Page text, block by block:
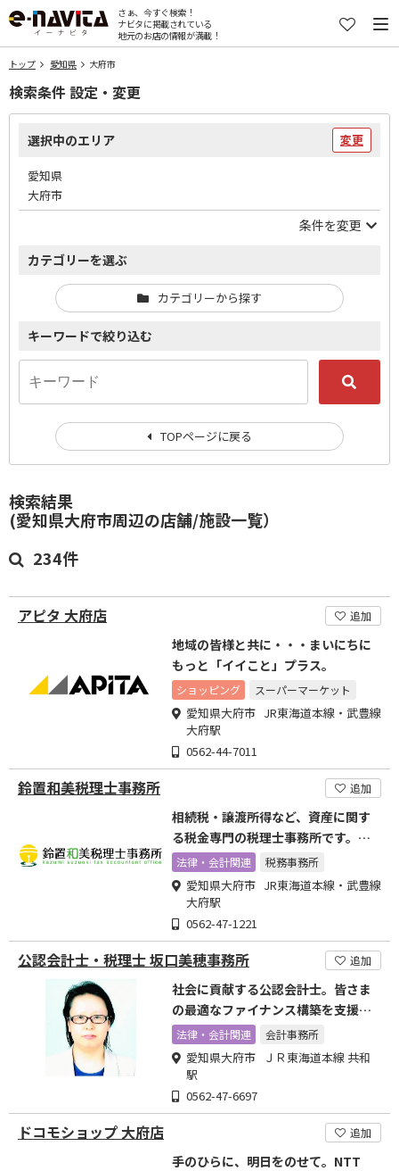
さぁ、今すぐ検索！
ナビタに掲載されている
地元のお店の情報が満載！
トップ 愛知県 大府市
検索結果
(愛知県大府市周辺の店舗/施設一覧）
234件
アピタ 大府店 追加
地域の皆様と共に・・・まいにちに
もっと「イイこと」プラス。
ショッピング スーパーマーケット
愛知県大府市 JR東海道本線・武豊線
大府駅
0562-44-7011
鈴置和美税理士事務所 追加
相続税・譲渡所得など、資産に関す
る税金専門の税理士事務所です。お
気軽にご相談ください
法律・会計関連 税務事務所
愛知県大府市 JR東海道本線・武豊線
大府駅
0562-47-1221
公認会計士・税理士 坂口美穂事務所 追加
社会に貢献する公認会計士。皆さま
の最適なファイナンス構築を支援す
る会計事務所です。
法律・会計関連 会計事務所
愛知県大府市 ＪＲ東海道本線 共和
駅
0562-47-6697
ドコモショップ 大府店 追加
手のひらに、明日をのせて。NTT
検索条件 設定・変更
選択中のエリア 変更
愛知県
大府市
条件を変更
カテゴリーを選ぶ
カテゴリーから探す
キーワードで絞り込む
TOPページに戻る